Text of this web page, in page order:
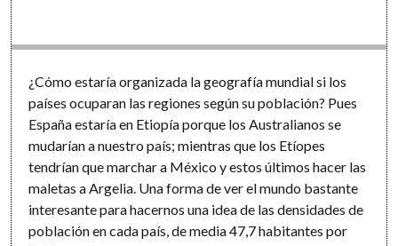
¿Cómo estaría organizada la geografía mundial si los
países ocuparan las regiones según su población? Pues
España estaría en Etiopía porque los Australianos se
mudarían a nuestro país; mientras que los Etíopes
tendrían que marchar a México y estos últimos hacer las
maletas a Argelia. Una forma de ver el mundo bastante
interesante para hacernos una idea de las densidades de
población en cada país, de media 47,7 habitantes por